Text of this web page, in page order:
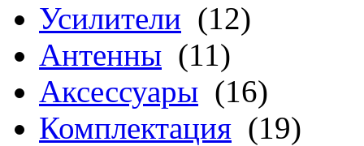
Усилители (12)
Антенны (11)
Аксессуары (16)
Комплектация (19)